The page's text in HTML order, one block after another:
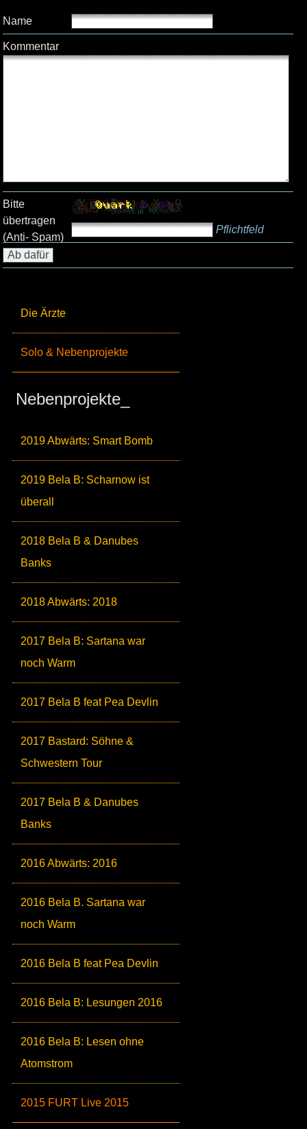
Die Ärzte
Solo & Nebenprojekte
Nebenprojekte_
2019 Abwärts: Smart Bomb
2019 Bela B: Scharnow ist
überall
2018 Bela B & Danubes
Banks
2018 Abwärts: 2018
2017 Bela B: Sartana war
noch Warm
2017 Bela B feat Pea Devlin
2017 Bastard: Söhne &
Schwestern Tour
2017 Bela B & Danubes
Banks
2016 Abwärts: 2016
2016 Bela B. Sartana war
noch Warm
2016 Bela B feat Pea Devlin
2016 Bela B: Lesungen 2016
2016 Bela B: Lesen ohne
Atomstrom
2015 FURT Live 2015
Name
Kommentar
Bitte
übertragen
(Anti- Spam)
Pflichtfeld